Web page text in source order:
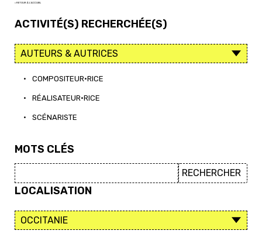
< RETOUR À L'ACCUEIL
ACTIVITÉ(S) RECHERCHÉE(S)
• COMPOSITEUR·RICE
• RÉALISATEUR·RICE
• SCÉNARISTE
MOTS CLÉS
LOCALISATION